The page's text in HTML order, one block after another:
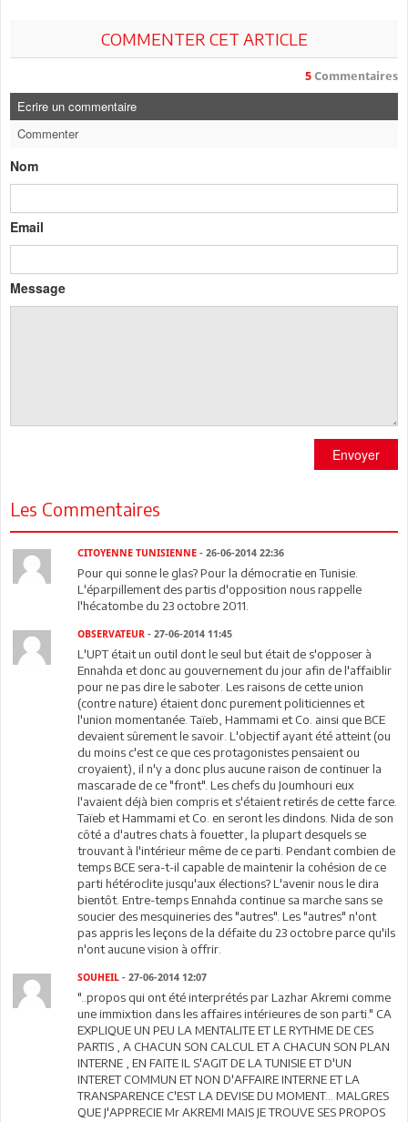
COMMENTER CET ARTICLE
5 Commentaires
Ecrire un commentaire
Commenter
Nom
Email
Message
Envoyer
Les Commentaires
CITOYENNE TUNISIENNE - 26-06-2014 22:36
Pour qui sonne le glas? Pour la démocratie en Tunisie.
L'éparpillement des partis d'opposition nous rappelle
l'hécatombe du 23 octobre 2011.
OBSERVATEUR - 27-06-2014 11:45
L'UPT était un outil dont le seul but était de s'opposer à
Ennahda et donc au gouvernement du jour afin de l'affaiblir
pour ne pas dire le saboter. Les raisons de cette union
(contre nature) étaient donc purement politiciennes et
l'union momentanée. Taïeb, Hammami et Co. ainsi que BCE
devaient sûrement le savoir. L'objectif ayant été atteint (ou
du moins c'est ce que ces protagonistes pensaient ou
croyaient), il n'y a donc plus aucune raison de continuer la
mascarade de ce "front". Les chefs du Joumhouri eux
l'avaient déjà bien compris et s'étaient retirés de cette farce.
Taïeb et Hammami et Co. en seront les dindons. Nida de son
côté a d'autres chats à fouetter, la plupart desquels se
trouvant à l'intérieur même de ce parti. Pendant combien de
temps BCE sera-t-il capable de maintenir la cohésion de ce
parti hétéroclite jusqu'aux élections? L'avenir nous le dira
bientôt. Entre-temps Ennahda continue sa marche sans se
soucier des mesquineries des "autres". Les "autres" n'ont
pas appris les leçons de la défaite du 23 octobre parce qu'ils
n'ont aucune vision à offrir.
SOUHEIL - 27-06-2014 12:07
"..propos qui ont été interprétés par Lazhar Akremi comme
une immixtion dans les affaires intérieures de son parti." CA
EXPLIQUE UN PEU LA MENTALITE ET LE RYTHME DE CES
PARTIS , A CHACUN SON CALCUL ET A CHACUN SON PLAN
INTERNE , EN FAITE IL S'AGIT DE LA TUNISIE ET D'UN
INTERET COMMUN ET NON D'AFFAIRE INTERNE ET LA
TRANSPARENCE C'EST LA DEVISE DU MOMENT... MALGRES
QUE J'APPRECIE Mr AKREMI MAIS JE TROUVE SES PROPOS